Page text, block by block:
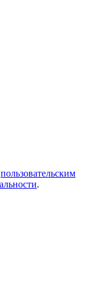
пользовательским
.